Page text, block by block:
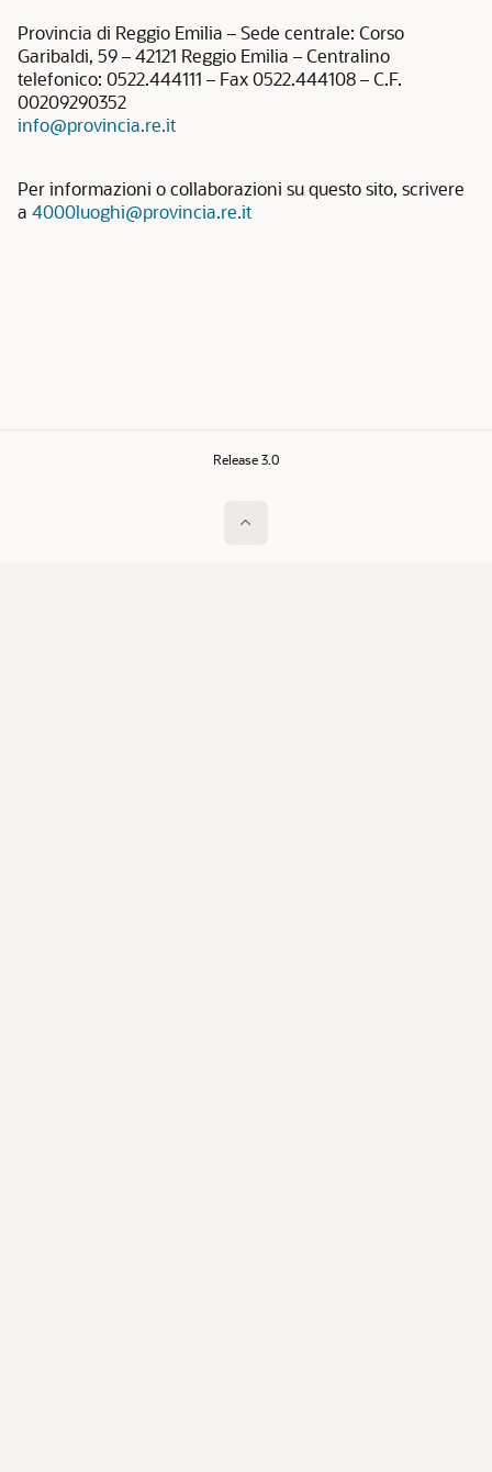
Provincia di Reggio Emilia – Sede centrale: Corso
Garibaldi, 59 – 42121 Reggio Emilia – Centralino
telefonico: 0522.444111 – Fax 0522.444108 – C.F.
00209290352
info@provincia.re.it
Per informazioni o collaborazioni su questo sito, scrivere
a 4000luoghi@provincia.re.it
Release 3.0